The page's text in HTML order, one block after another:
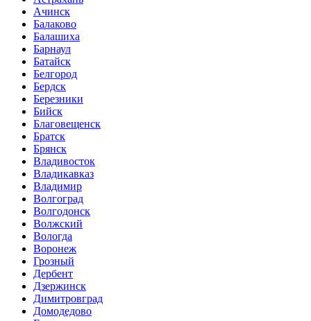
Ачинск
Балаково
Балашиха
Барнаул
Батайск
Белгород
Бердск
Березники
Бийск
Благовещенск
Братск
Брянск
Владивосток
Владикавказ
Владимир
Волгоград
Волгодонск
Волжский
Вологда
Воронеж
Грозный
Дербент
Дзержинск
Димитровград
Домодедово